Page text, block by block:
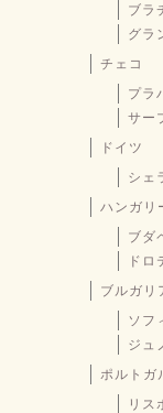
ブラ
グラ
チェコ
プラ
サー
ドイツ
シェ
ハンガリ
ブダ
ドロ
ブルガリ
ソフ
ジュ
ポルトガ
リス